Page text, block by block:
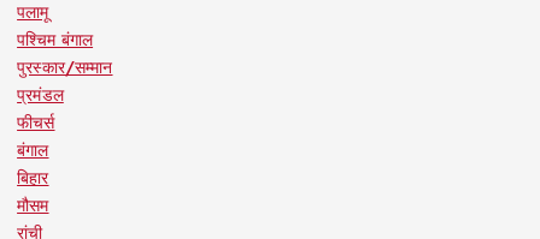
पलामू
पश्चिम बंगाल
पुरस्कार/सम्मान
प्रमंडल
फीचर्स
बंगाल
बिहार
मौसम
रांची